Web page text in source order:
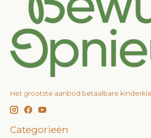
Het grootste aanbod betaalbare
Categorieën